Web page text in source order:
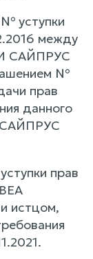
уступки
между
САЙПРУС
№
прав
данного
прав